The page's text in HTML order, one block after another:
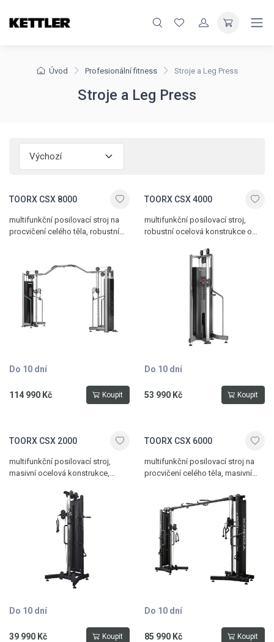
Úvod Profesionální fitness Stroje a Leg Press
Stroje a Leg Press
TOORX CSX 8000
multifunkční posilovací stroj na
procvičení celého těla, robustní
kryté závaží 2 x 100 kg, více
úchopová hrazda, kladky s
ložisky, kvalitní ocelová lanka,
nosnost 120 kg, hmotnost 421 kg
Do 10 dní
114 990 Kč Koupit
TOORX CSX 4000
multifunkční posilovací stroj,
robustní ocelová konstrukce o
nastavitelná kladka, kryté závaží
100 kg, kladka s ložisky, kvalitní
ocelová lanka, nosnost 120 kg,
hmotnost 216 kg
Do 10 dní
53 990 Kč Koupit
TOORX CSX 2000
multifunkční posilovací stroj,
masivní ocelová konstrukce,
závaží 70 kg, kladka s ložisky,
nosnost 150 kg, hmotnost 154 kg
Do 10 dní
39 990 Kč Koupit
TOORX CSX 6000
multifunkční posilovací stroj na
procvičení celého těla, masivní
nastavitelné kladky, kryté závaží 2
x 70 kg, více úchopová hrazda,
kladky s ložisky, nosnost 150 kg,
hmotnost 324 kg
Do 10 dní
85 990 Kč Koupit